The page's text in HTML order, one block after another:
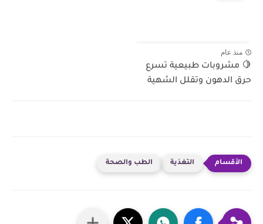
منذ عام
🍋 مشروبات طبيعية تسرع
حرق الدهون وتقلل الشهية
التغذية الطب والصحة